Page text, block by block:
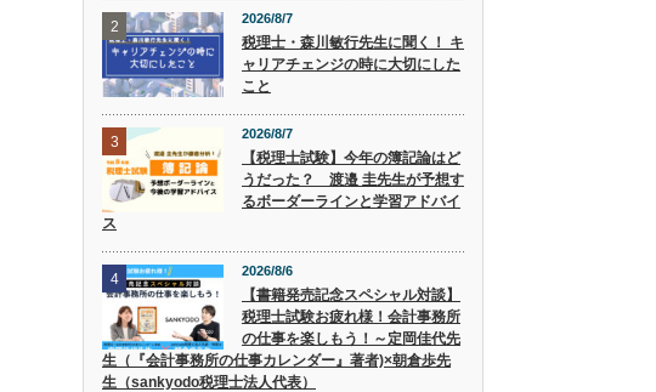
2 2026/8/7
税理士・森川敏行先生に聞く！ キ
ャリアチェンジの時に大切にした
こと
3 2026/8/7
【税理士試験】今年の簿記論はど
うだった？ 渡邉 圭先生が予想す
るボーダーラインと学習アドバイ
ス
4 2026/8/6
【書籍発売記念スペシャル対談】
税理士試験お疲れ様！会計事務所
の仕事を楽しもう！～定岡佳代先
生（『会計事務所の仕事カレンダー』著者)×朝倉歩先
生（sankyodo税理士法人代表）